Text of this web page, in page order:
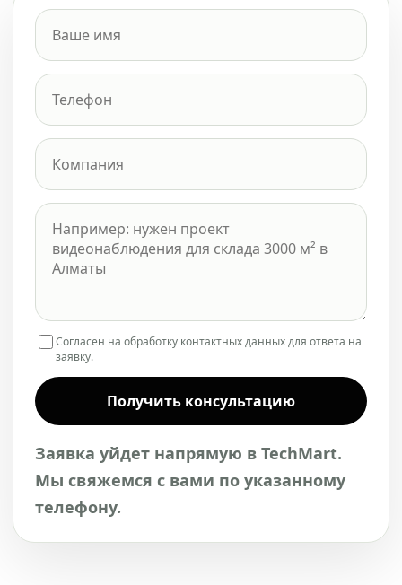
Согласен на обработку контактных данных для ответа на
заявку.
Получить консультацию
Заявка уйдет напрямую в TechMart.
Мы свяжемся с вами по указанному
телефону.